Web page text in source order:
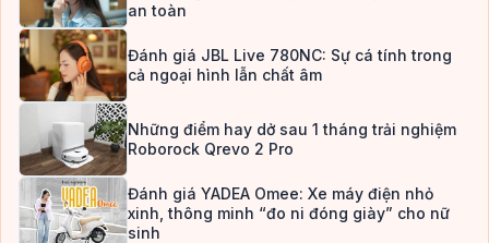
an toàn
Đánh giá JBL Live 780NC: Sự cá tính trong
cả ngoại hình lẫn chất âm
Những điểm hay dở sau 1 tháng trải nghiệm
Roborock Qrevo 2 Pro
Đánh giá YADEA Omee: Xe máy điện nhỏ
xinh, thông minh “đo ni đóng giày” cho nữ
sinh